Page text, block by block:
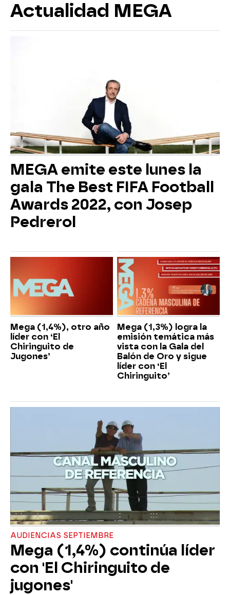
Actualidad MEGA
MEGA emite este lunes la
gala The Best FIFA Football
Awards 2022, con Josep
Pedrerol
Mega (1,4%), otro año
líder con ‘El
Chiringuito de
Jugones’
Mega (1,3%) logra la
emisión temática más
vista con la Gala del
Balón de Oro y sigue
líder con ‘El
Chiringuito’
AUDIENCIAS SEPTIEMBRE
Mega (1,4%) continúa líder
con 'El Chiringuito de
jugones'